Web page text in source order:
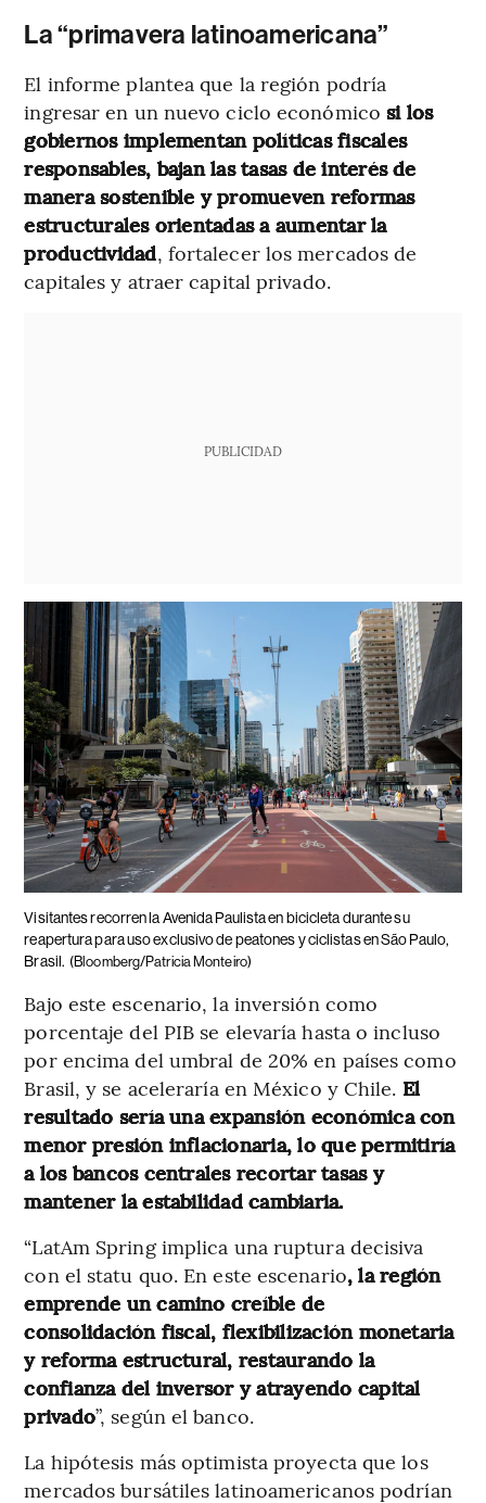
La “primavera latinoamericana”
El informe plantea que la región podría
ingresar en un nuevo ciclo económicosi los
gobiernos implementan políticas fiscales
responsables, bajan las tasas de interés de
manera sostenible y promueven reformas
estructurales orientadas a aumentar la
productividad, fortalecer los mercados de
capitales y atraer capital privado.
PUBLICIDAD
Visitantes recorren la Avenida Paulista en bicicleta durante su
reapertura para uso exclusivo de peatones y ciclistas en São Paulo,
Brasil. (Bloomberg/Patricia Monteiro)
Bajo este escenario, la inversión como
porcentaje del PIB se elevaría hasta o incluso
por encima del umbral de 20% en países como
Brasil, y se aceleraría en México y Chile. El
resultado sería una expansión económica con
menor presión inflacionaria, lo que permitiría
a los bancos centrales recortar tasas y
mantener la estabilidad cambiaria.
“LatAm Spring implica una ruptura decisiva
con el statu quo. En este escenario, la región
emprende un camino creíble de
consolidación fiscal, flexibilización monetaria
y reforma estructural, restaurando la
confianza del inversor y atrayendo capital
privado”, según el banco.
La hipótesis más optimista proyecta que los
mercados bursátiles latinoamericanos podrían